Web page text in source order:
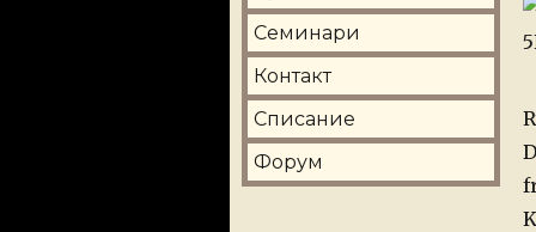
Семинари
Контакт
Списание
Форум